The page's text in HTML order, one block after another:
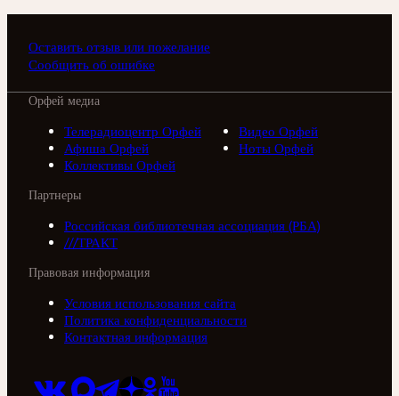
Оставить отзыв или пожелание
Сообщить об ошибке
Орфей медиа
Телерадиоцентр Орфей
Видео Орфей
Афиша Орфей
Ноты Орфей
Коллективы Орфей
Партнеры
Российская библиотечная ассоциация (РБА)
///ТРАКТ
Правовая информация
Условия использования сайта
Политика конфиденциальности
Контактная информация